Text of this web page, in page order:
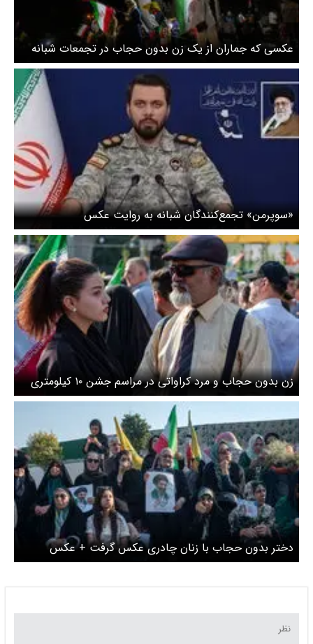
عکسی که جماران از یک زن بدون حجاب در تجمعات شبانه
تهران منتشر کرد
«سوپرمن» تجمع‌کنندگان شبانه به روایت عکس
زن بدون حجاب و مرد کراواتی در مراسم جشن ۱۰ کیلومتری
عیدغدیر+ عکس
دختر بدون حجاب با زنان چادری عکس گرفت + عکس